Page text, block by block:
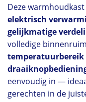
Deze
elektrisch
gelijkmatige
volledige
temperatuurbereik
eenvoudig in —
gerechten in de